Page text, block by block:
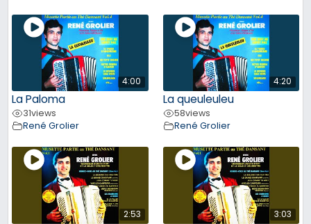
4:00
La Paloma
31views
René Grolier
4:20
La queuleuleu
58views
René Grolier
2:53 3:03